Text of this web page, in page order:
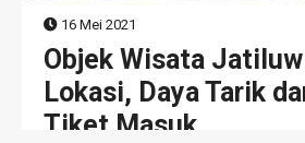
16 Mei 2021
Objek Wisata
Lokasi, Daya Tarik
Tiket Masuk